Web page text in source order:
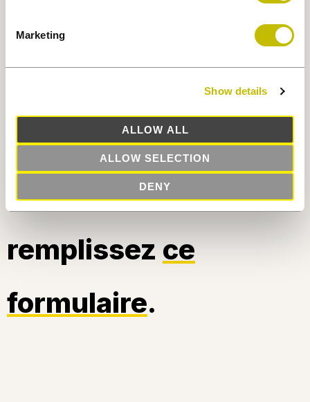
Marketing
Show details
ALLOW ALL
ALLOW SELECTION
DENY
VOIR [+]
Pour plus
d’information,
remplissez ce
formulaire.